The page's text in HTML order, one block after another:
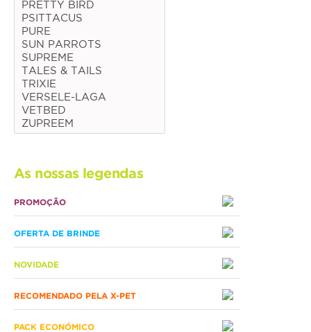
Pequenas
Médias
Grandes
Répteis
Tartaruga
Serpente
Cão
Júnior
Adulto
Sénior
PRETTY BIRD
PSITTACUS
PURE
SUN PARROTS
SUPREME
TALES & TAILS
TRIXIE
VERSELE-LAGA
VETBED
ZUPREEM
As nossas legendas
PROMOÇÃO
OFERTA DE BRINDE
NOVIDADE
RECOMENDADO PELA X-PET
PACK ECONÓMICO